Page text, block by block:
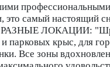
это самый настоящий
ЛОКАЦИИ:
парковых крыс, для
Все зоны